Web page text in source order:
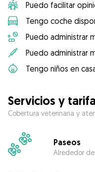
Puedo facilitar
Tengo coche
Puedo administrar
Puedo administrar
Tengo niños en
Servicios y
Cobertura veterinaria y
Paseos
Alrededor